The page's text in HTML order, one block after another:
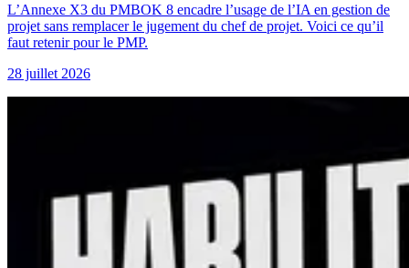
L’Annexe X3 du PMBOK 8 encadre l’usage de l’IA en gestion de
projet sans remplacer le jugement du chef de projet. Voici ce qu’il
faut retenir pour le PMP.
28 juillet 2026